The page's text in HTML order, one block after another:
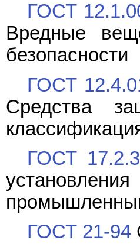
ГОСТ
Вредные
безопасности
ГОСТ
Средства
ГОСТ
ГОСТ 21-94